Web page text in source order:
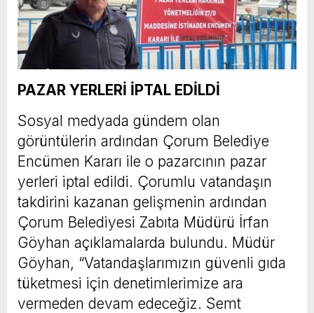
PAZAR YERLERİ İPTAL EDİLDİ
Sosyal medyada gündem olan
görüntülerin ardından Çorum Belediye
Encümen Kararı ile o pazarcının pazar
yerleri iptal edildi. Çorumlu vatandaşın
takdirini kazanan gelişmenin ardından
Çorum Belediyesi Zabıta Müdürü İrfan
Göyhan açıklamalarda bulundu. Müdür
Göyhan, “Vatandaşlarımızın güvenli gıda
tüketmesi için denetimlerimize ara
vermeden devam edeceğiz. Semt